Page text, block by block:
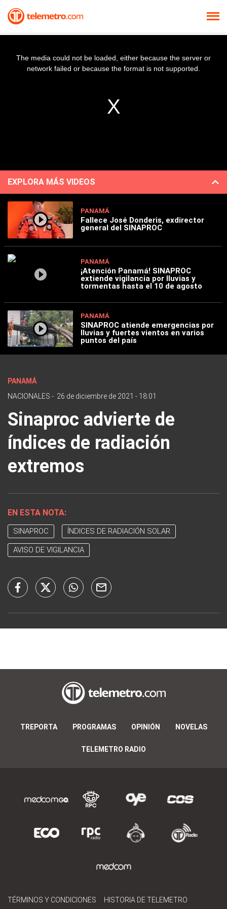
The media could not be loaded, either because the server or
network failed or because the format is not supported.
EXPLORA MÁS VIDEOS
PANAMÁ
Fallece José Donderis, exdirector
general del SINAPROC
PANAMÁ
¡Atención Panamá! SINAPROC
extiende vigilancia por lluvias y
tormentas hasta el 10 de agosto
PANAMÁ
SINAPROC atiende emergencias por
lluvias y fuertes vientos en varios
puntos del país
PANAMÁ
NACIONALES - 26 de diciembre de 2021 - 18:01
Sinaproc advierte de
índices de radiación
extremos
EN ESTA NOTA:
SINAPROC ÍNDICES DE RADIACIÓN SOLAR
AVISO DE VIGILANCIA
TREPORTA PROGRAMAS OPINIÓN NOVELAS
TELEMETRO RADIO
TÉRMINOS Y CONDICIONES
HISTORIA DE TELEMETRO